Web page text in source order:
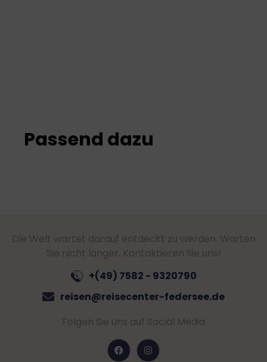
Passend dazu
Die Welt wartet darauf entdeckt zu werden. Warten
Sie nicht länger. Kontaktieren Sie uns!
+(49) 7582 - 9320790
reisen@reisecenter-federsee.de
Folgen Sie uns auf Social Media